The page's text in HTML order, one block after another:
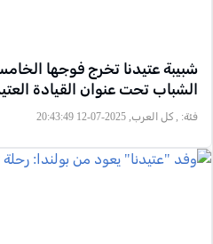
شبيبة عتيدنا تخرج فوجها
الشباب تحت عنوان القيادة
فئة: , كل العرب, 2025-07-12 20:43:49